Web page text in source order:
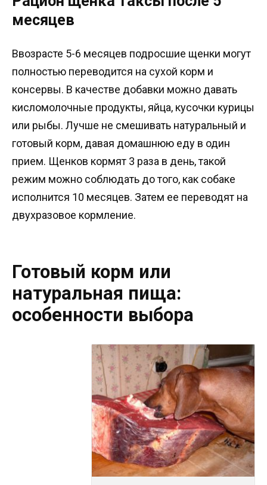
месяцев
Ввозрасте 5-6 месяцев подросшие щенки могут
полностью переводится на сухой корм и
консервы. В качестве добавки можно давать
кисломолочные продукты, яйца, кусочки курицы
или рыбы. Лучше не смешивать натуральный и
готовый корм, давая домашнюю еду в один
прием. Щенков кормят 3 раза в день, такой
режим можно соблюдать до того, как собаке
исполнится 10 месяцев. Затем ее переводят на
двухразовое кормление.
Готовый корм или
натуральная пища:
особенности выбора